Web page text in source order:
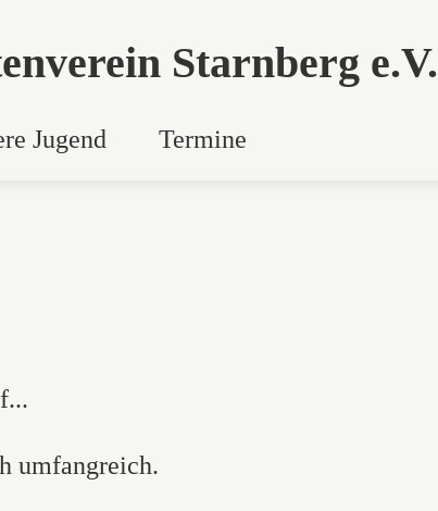
Starnberg e.V.
Jugend Termine
umfangreich.